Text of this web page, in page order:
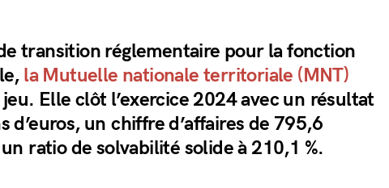
transition réglementaire pour la fonction
la Mutuelle nationale territoriale (MNT)
Elle clôt l’exercice 2024 avec un résultat
d’euros, un chiffre d’affaires de 795,6
ratio de solvabilité solide à 210,1 %.